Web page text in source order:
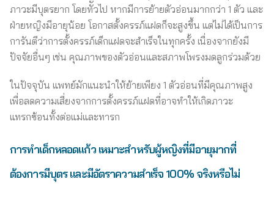
ภาวะมีบุตรยาก โดยทัั่วไป หากมีการย้ายตัวอ่อนมากกว่า 1 ตัว และ
ฝ่ายหญิงมีอายุน้อย โอกาสตั้งครรภ์แฝดก็จะสูงขึ้น แต่ไม่ได้เป็นการ
การันตีว่าการตั้งครรภ์เด็กแฝดจะสำเร็จในทุกครั้ง เนื่องจากยังมี
ปัจจัยอื่นๆ เช่น คุณภาพของตัวอ่อนและสภาพโพรงมดลูกร่วมด้วย
ในปัจจุบัน แพทย์มักแนะนำให้ย้ายเพียง 1 ตัวอ่อนที่มีคุณภาพสูง
เพื่อลดความเสี่ยงจากการตั้งครรภ์แฝดที่อาจทำให้เกิดภาวะ
แทรกซ้อนทั้งต่อแม่และทารก
การทำเด็กหลอดแก้ว เหมาะสำหรับผู้หญิงที่มีอายุมากที่
ต้องการมีบุตร และมีอัตราความสำเร็จ 100% จริงหรือไม่